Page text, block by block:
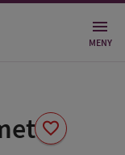
MENY
favorite